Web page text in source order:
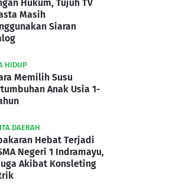
Hukum, Tujuh TV
Masih
Siaran
HIDUP
Memilih Susu
Anak Usia 1-
DAERAH
Hebat Terjadi
Negeri 1 Indramayu,
Akibat Konsleting